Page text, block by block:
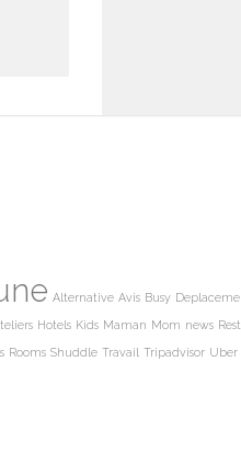
Alternative Avis Busy
Hotels Kids Maman Mom news
Rooms Shuddle Travail Tripadvisor Uber